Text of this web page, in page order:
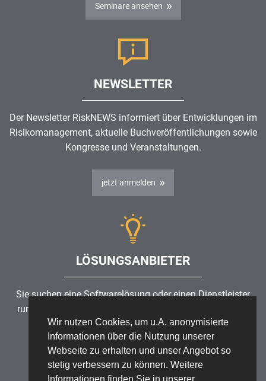
Wir nutzen Cookies, um u.A. anonymisierte
Informationen über die Nutzung unserer
Webseite zu erhalten und unser Angebot so
stetig verbessern zu können. Weitere
Seminare ansehen
NEWSLETTER
Der Newsletter RiskNEWS informiert über Entwicklungen im
Risikomanagement, aktuelle Buchveröffentlichungen sowie
Kongresse und Veranstaltungen.
jetzt anmelden
LÖSUNGSANBIETER
Sie suchen eine Softwarelösung oder einen Dienstleister
rund um die Themen
ISMS?
Partner finden